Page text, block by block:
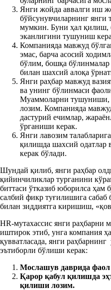
Янги жойда аввалги иш
бўйсунувчиларнинг янги
мумкин. Буни ҳал қилиш,
эканлигини тушуниш
Компанияда мавжуд
эмас, барча асосий
бўлим, бошқа бўлинмалар
билан шахсий алоқа
Янги раҳбар мавжуд
ва унинг бўлинмаси
Муаммоларни тушуниши,
лозим. Компанияда
дастурий ечимлар,
ўрганиши керак.
Янги лавозим
қилишда шахсий одатлар
керак бўлади.
Шундай қилиб, янги раҳбар
қийинчиликлар турганини
биттаси ўтказиб юборилса ҳам
салбий фикр туғилишига
билан зиддиятга киришиш,
HR-мутахассис янги раҳбарни
иштирок этиб, унга компания
қувватласада, янги
эътиборли бўлиши керак:
Мослашув даврида фаол
Қарор қабул қилишда
қилиши лозим.